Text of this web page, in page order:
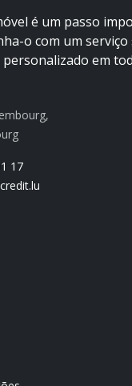
é um passo
o com um serviço
em
17